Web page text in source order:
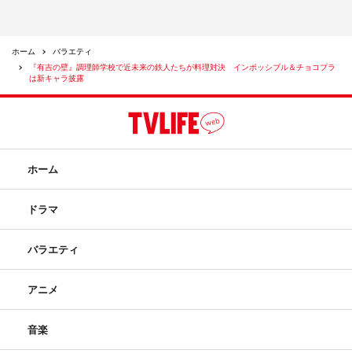
ホーム
バラエティ
『有吉の壁』調理師学校で近未来の鉄人たちが料理対決 インポッシブル＆チョコプラ
は新キャラ披露
ホーム
ドラマ
バラエティ
アニメ
音楽